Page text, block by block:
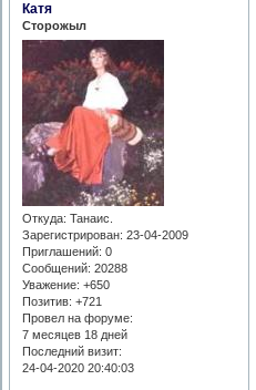
Катя
Сторожыл
Откуда: Танаис.
Зарегистрирован: 23-04-2009
Приглашений: 0
Сообщений: 20288
Уважение: +650
Позитив: +721
Провел на форуме:
7 месяцев 18 дней
Последний визит:
24-04-2020 20:40:03